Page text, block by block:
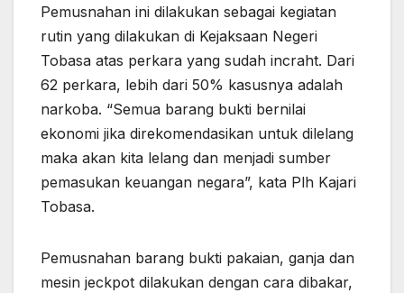
Pemusnahan ini dilakukan sebagai kegiatan
rutin yang dilakukan di Kejaksaan Negeri
Tobasa atas perkara yang sudah incraht. Dari
62 perkara, lebih dari 50% kasusnya adalah
narkoba. “Semua barang bukti bernilai
ekonomi jika direkomendasikan untuk dilelang
maka akan kita lelang dan menjadi sumber
pemasukan keuangan negara”, kata Plh Kajari
Tobasa.
Pemusnahan barang bukti pakaian, ganja dan
mesin jeckpot dilakukan dengan cara dibakar,